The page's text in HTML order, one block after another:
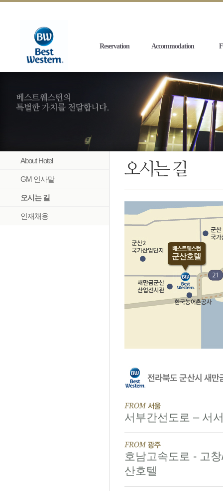
Reservation Accommodation
About Hotel
GM 인사말
오시는 길
인재채용
서부간선도로 – 서
호남고속도로 - 고
산호텔